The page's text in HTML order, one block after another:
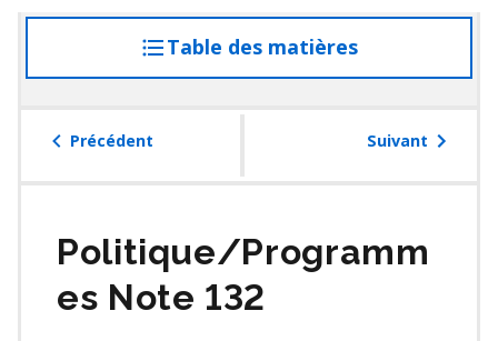
Table des matières
à
table
Précédent Suivant
Politique/Programm
es Note 132